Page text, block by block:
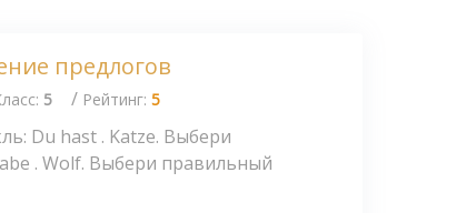
предлогов
5 / Рейтинг: 5
Du hast . Katze. Выбери
. Wolf. Выбери правильный